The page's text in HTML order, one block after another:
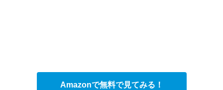
Amazonで無料で見てみる！